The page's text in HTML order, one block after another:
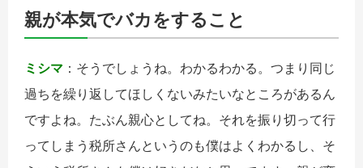
親が本気でバカをすること
ミシマ ：そうでしょうね。わかるわかる。つまり同じ
過ちを繰り返してほしくないみたいなところがあるん
ですよね。たぶん親心としてね。それを振り切って行
ってしまう税所さんというのも僕はよくわかるし、そ